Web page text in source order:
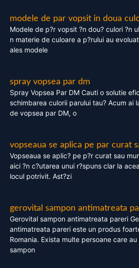
modele de par vopsit in doua
Modele de p?r vopsit ?n dou? culori ?n
n materie de culoare a p?rului au
ales modele
spray vopsea par dm
Spray Vopsea Par DM Cauti o solutie
schimbarea culorii parului tau? Acum ai
de vopsea par DM, o
vopseaua se aplica pe par curat
Vopseaua se aplic? pe p?r curat sau
aici ?n c?utarea unui r?spuns clar la
locul potrivit. Ast?zi
gerovital sampon antimatreata
Gerovital sampon antimatreata pareri
antimatreata pareri este un produs
Romania. Exista multe persoane care
sampon